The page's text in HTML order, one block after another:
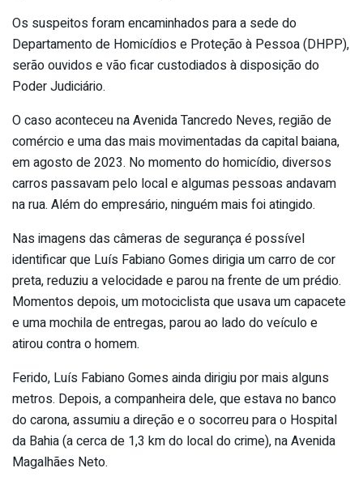
Os suspeitos foram encaminhados para a sede do
Departamento de Homicídios e Proteção à Pessoa (DHPP),
serão ouvidos e vão ficar custodiados à disposição do
Poder Judiciário.
O caso aconteceu na Avenida Tancredo Neves, região de
comércio e uma das mais movimentadas da capital baiana,
em agosto de 2023. No momento do homicídio, diversos
carros passavam pelo local e algumas pessoas andavam
na rua. Além do empresário, ninguém mais foi atingido.
Nas imagens das câmeras de segurança é possível
identificar que Luís Fabiano Gomes dirigia um carro de cor
preta, reduziu a velocidade e parou na frente de um prédio.
Momentos depois, um motociclista que usava um capacete
e uma mochila de entregas, parou ao lado do veículo e
atirou contra o homem.
Ferido, Luís Fabiano Gomes ainda dirigiu por mais alguns
metros. Depois, a companheira dele, que estava no banco
do carona, assumiu a direção e o socorreu para o Hospital
da Bahia (a cerca de 1,3 km do local do crime), na Avenida
Magalhães Neto.